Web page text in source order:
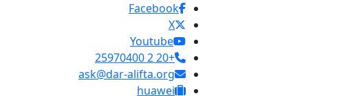
Facebook
X
Youtube
+20 2 25970400
ask@dar-alifta.org
huawei